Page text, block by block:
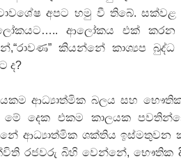
ඉඳලා ගීතයේ පද පෙළ
පද පෙළ
දෙන්න ගීතයේ පද පෙළ
පද පෙළ
පද පෙළ
- සඳට දුක හිතිලා ගීතයේ පද පෙළ
අපට හමු වී තිබේ.
ආලෝකය එක් කරන
කියන්නේ කාශ්‍යප
ද?
ආධ්‍යාත්මික බලය සහ
මේ දෙක එකම කාලයක
ආධ්‍යාත්මික ශක්තිය ඉස්මතුවන
රජවරු බිහි වෙන්නේ, භෞතික